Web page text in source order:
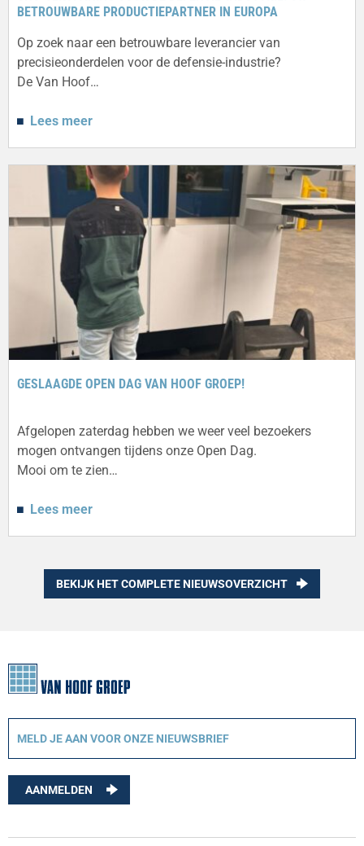
BETROUWBARE PRODUCTIEPARTNER IN EUROPA
Op zoek naar een betrouwbare leverancier van
precisieonderdelen voor de defensie-industrie?
De Van Hoof…
Lees meer
GESLAAGDE OPEN DAG VAN HOOF GROEP!
Afgelopen zaterdag hebben we weer veel bezoekers
mogen ontvangen tijdens onze Open Dag.
Mooi om te zien…
Lees meer
BEKIJK HET COMPLETE NIEUWSOVERZICHT
AANMELDEN